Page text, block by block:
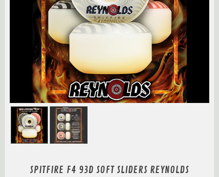
SPITFIRE F4 93D SOFT SLIDERS REYNOLDS